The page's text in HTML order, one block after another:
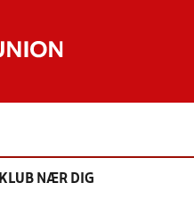
NÆR DIG